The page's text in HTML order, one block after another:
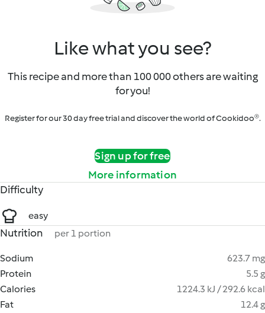
Like what you see?
This recipe and more than 100 000 others are waiting
for you!
Register for our 30 day free trial and discover the world of Cookidoo®.
Sign up for free
More information
Difficulty
easy
Nutrition per 1 portion
Sodium
623.7 mg
Protein
5.5 g
Calories
1224.3 kJ / 292.6 kcal
Fat
12.4 g